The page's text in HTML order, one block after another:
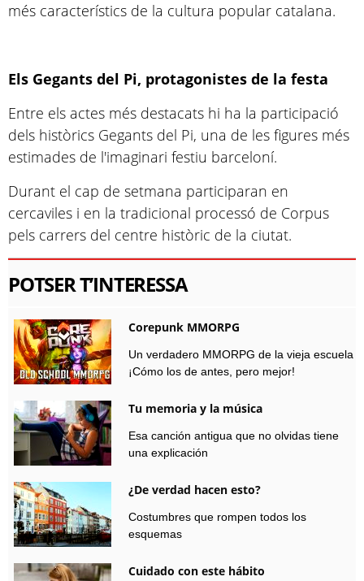
més característics de la cultura popular catalana.
Els Gegants del Pi, protagonistes de la festa
Entre els actes més destacats hi ha la participació
dels històrics Gegants del Pi, una de les figures més
estimades de l'imaginari festiu barceloní.
Durant el cap de setmana participaran en
cercaviles i en la tradicional processó de Corpus
pels carrers del centre històric de la ciutat.
POTSER T’INTERESSA
Corepunk MMORPG
Un verdadero MMORPG de la vieja escuela
¡Cómo los de antes, pero mejor!
Tu memoria y la música
Esa canción antigua que no olvidas tiene
una explicación
¿De verdad hacen esto?
Costumbres que rompen todos los
esquemas
Cuidado con este hábito